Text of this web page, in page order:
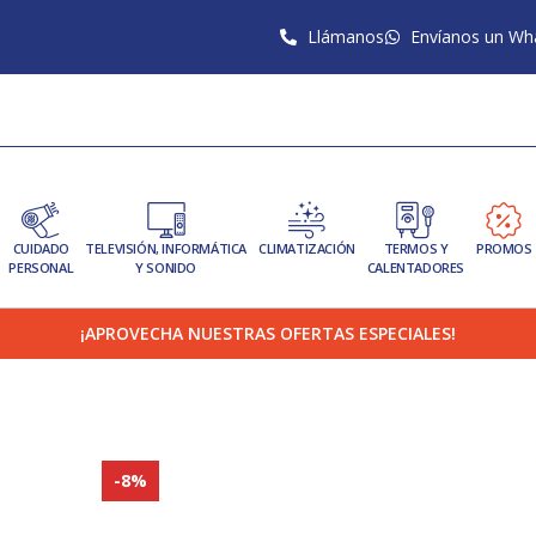
Llámanos Envíanos un
CUIDADO
PERSONAL
TELEVISIÓN, INFORMÁTICA
Y SONIDO
CLIMATIZACIÓN
TERMOS Y
CALENTADORES
PROMOS
¡APROVECHA NUESTRAS OFERTAS ESPECIALES!
-8%